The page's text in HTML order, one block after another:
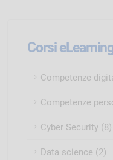
Corsi
Competenze
Competenze
Cyber Security (8)
Data science (2)